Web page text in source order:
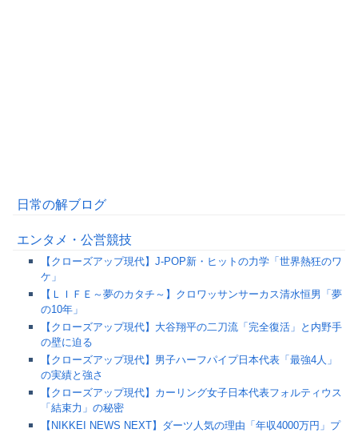
日常の解ブログ
エンタメ・公営競技
【クローズアップ現代】J-POP新・ヒットの力学「世界熱狂のワ
ケ」
【ＬＩＦＥ～夢のカタチ～】クロワッサンサーカス清水恒男「夢
の10年」
【クローズアップ現代】大谷翔平の二刀流「完全復活」と内野手
の壁に迫る
【クローズアップ現代】男子ハーフパイプ日本代表「最強4人」
の実績と強さ
【クローズアップ現代】カーリング女子日本代表フォルティウス
「結束力」の秘密
【NIKKEI NEWS NEXT】ダーツ人気の理由「年収4000万円」プ